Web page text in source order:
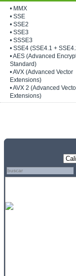
• MMX
• SSE
• SSE2
• SSE3
• SSSE3
• SSE4 (SSE4.1 +
• AES (Advanced
Standard)
• AVX (Advanced Vector
Extensions)
• AVX 2 (Advanced
Extensions)